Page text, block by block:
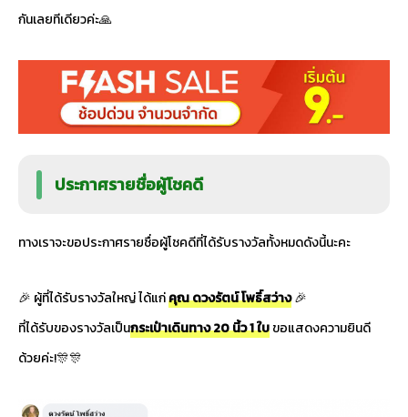
กันเลยทีเดียวค่ะ🙏
ประกาศรายชื่อผู้โชคดี
ทางเราจะขอประกาศรายชื่อผู้โชคดีที่ได้รับรางวัลทั้งหมดดังนี้นะคะ
🎉 ผู้ที่ได้รับรางวัลใหญ่ ได้แก่คุณ ดวงรัตน์ โพธิ์สว่าง🎉
ที่ได้รับของรางวัลเป็นกระเป๋าเดินทาง 20 นิ้ว 1 ใบขอแสดงความยินดี
ด้วยค่ะ!🎊🎊